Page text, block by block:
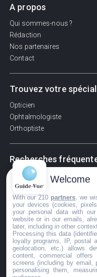
A propos
Qui sommes-nous ?
Rédaction
Nos partenaires
Contact
Trouvez votre
Opticien
Ophtalmologiste
Orthoptiste
Recherches
Pathologies adultes
Signes d'une urgence
La vision
Acuité visuelle
Myosis / mydriase
Œdème oculaire
©GuideVue2024
Welcome
With our 210 partners , we
your devices (cookies,
your personal data with
website or in our emails,
later, including in other
Processing this data
loyalty programs, IP, postal
geolocation, etc.) allows
content, commercial
screens (including by email,
personalising them,